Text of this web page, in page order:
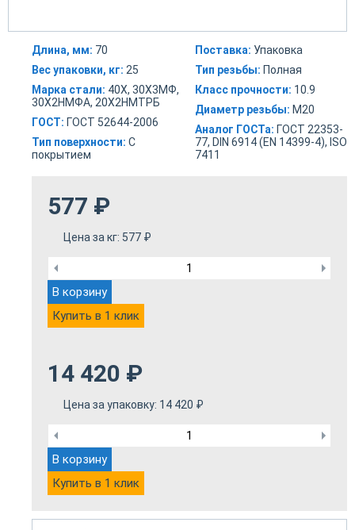
Длина, мм: 70
Вес упаковки, кг: 25
Марка стали: 40Х, 30Х3МФ,
30Х2НМФА, 20Х2НМТРБ
ГОСТ: ГОСТ 52644-2006
Тип поверхности: С
покрытием
Поставка: Упаковка
Тип резьбы: Полная
Класс прочности: 10.9
Диаметр резьбы: М20
Аналог ГОСТа: ГОСТ 22353-
77, DIN 6914 (EN 14399-4), ISO
7411
577 ₽
Цена за кг: 577 ₽
В корзину
Купить в 1 клик
14 420 ₽
Цена за упаковку: 14 420 ₽
В корзину
Купить в 1 клик